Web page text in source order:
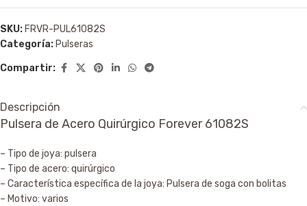
SKU: FRVR-PUL61082S
Categoría: Pulseras
Compartir:
Descripción
Pulsera de Acero Quirúrgico Forever 61082S
– Tipo de joya: pulsera
– Tipo de acero: quirúrgico
– Característica específica de la joya: Pulsera de soga con bolitas
– Motivo: varios